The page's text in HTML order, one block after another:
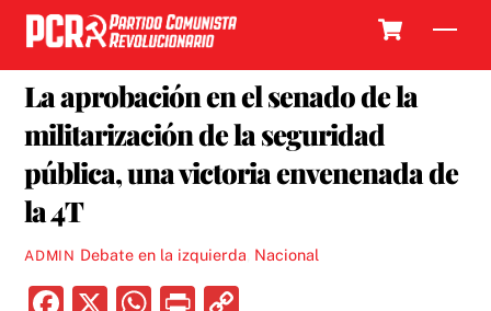
Skip
content
La aprobación en el senado de la
militarización de la seguridad
pública, una victoria envenenada de
la 4T
ADMIN Debate en la izquierda Nacional
F
X
W P